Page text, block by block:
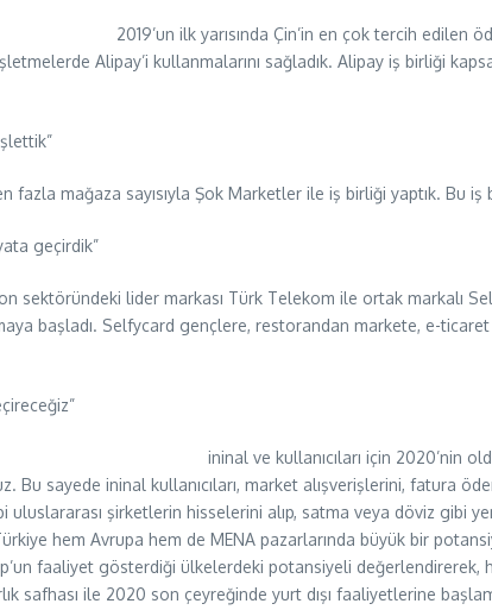
2019’un ilk yarısında Çin’in en çok tercih edilen
Alipay’i kullanmalarını sağladık. Alipay iş birliği
fazla mağaza sayısıyla Şok Marketler ile iş birliği yaptık. Bu
geçirdik”
sektöründeki lider markası Türk Telekom ile ortak markalı
başladı. Selfycard gençlere, restorandan markete, e-
ininal ve kullanıcıları için 2020’nin
Bu sayede ininal kullanıcıları, market alışverişlerini,
uluslararası şirketlerin hisselerini alıp, satma veya döviz gibi
hem Avrupa hem de MENA pazarlarında büyük bir
faaliyet gösterdiği ülkelerdeki potansiyeli
safhası ile 2020 son çeyreğinde yurt dışı faaliyetlerine